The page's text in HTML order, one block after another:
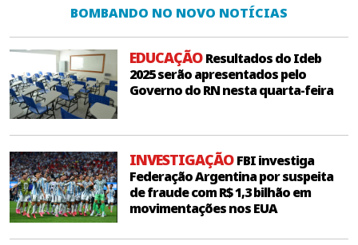
BOMBANDO NO NOVO NOTÍCIAS
EDUCAÇÃOResultados do Ideb
2025 serão apresentados pelo
Governo do RN nesta quarta-feira
INVESTIGAÇÃOFBI investiga
Federação Argentina por suspeita
de fraude com R$ 1,3 bilhão em
movimentações nos EUA